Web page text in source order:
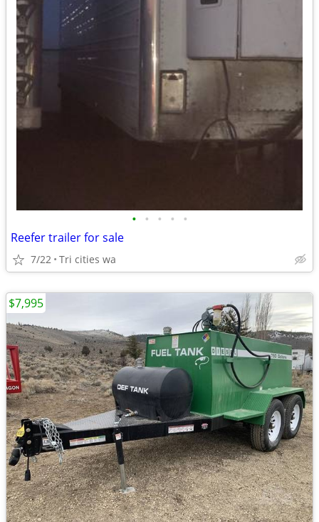
• • • • •
Reefer trailer for sale
7/22 Tri cities wa
$7,995